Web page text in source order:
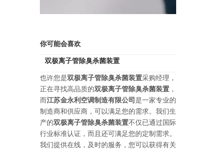
你可能会喜欢
双极离子管除臭杀菌装置
也许您是双极离子管除臭杀菌装置采购经理，
正在寻找高品质的双极离子管除臭杀菌装置 ，
而江苏金永利空调制造有限公司 是一家专业的
制造商和供应商，可以满足您的需求。我们生
产的双极离子管除臭杀菌装置不仅已通过国际
行业标准认证，而且还可满足您的定制需求。
我们提供在线，及时的服务，您可以获得有关